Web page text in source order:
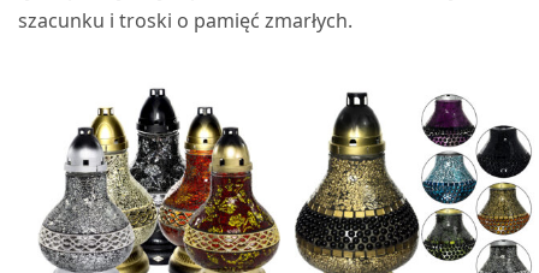
szacunku i troski o pamięć zmarłych.